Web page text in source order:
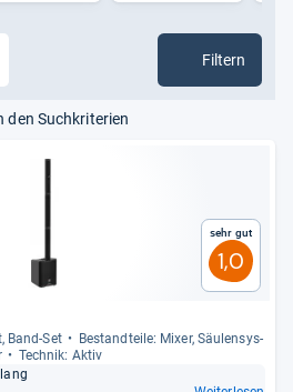
Filtern
den Suchkriterien
Sehr gut
1,0
Band-​Set
Bestand­teile: Mixer, Säu­len­sys­
Tech­nik: Aktiv